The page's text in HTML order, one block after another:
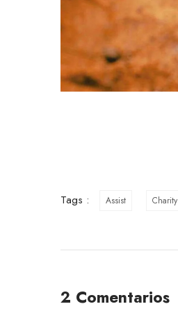
Tags : Assist Charity
2 Comentarios